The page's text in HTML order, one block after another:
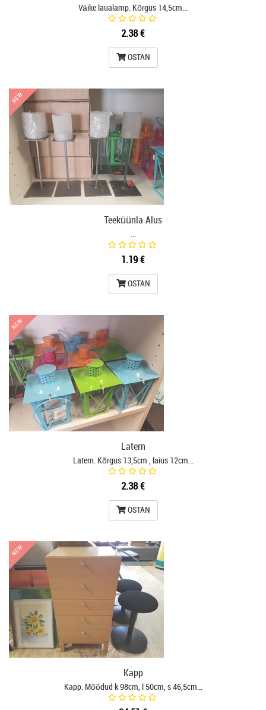
Väike laualamp. Kõrgus 14,5cm…
2.38 €
OSTAN
NEW
NEW
Teeküünla Alus
…
1.19 €
OSTAN
NEW
NEW
Latern
Latern. Kõrgus 13,5cm , laius 12cm…
2.38 €
OSTAN
NEW
NEW
Kapp
Kapp. Mõõdud k 98cm, l 50cm, s 46,5cm…